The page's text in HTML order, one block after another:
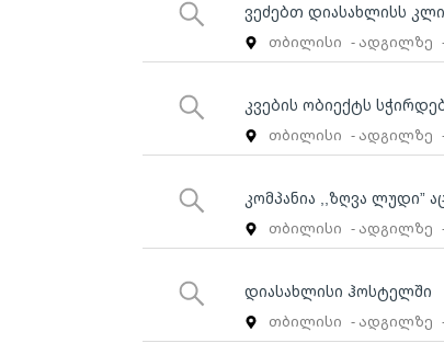
ვეძებთ დიასახლისს
თბილისი - ადგილზე
კვების ობიექტს
თბილისი - ადგილზე
კომპანია ,,ზღვა ლუდი”
თბილისი - ადგილზე
დიასახლისი ჰოსტელში
თბილისი - ადგილზე